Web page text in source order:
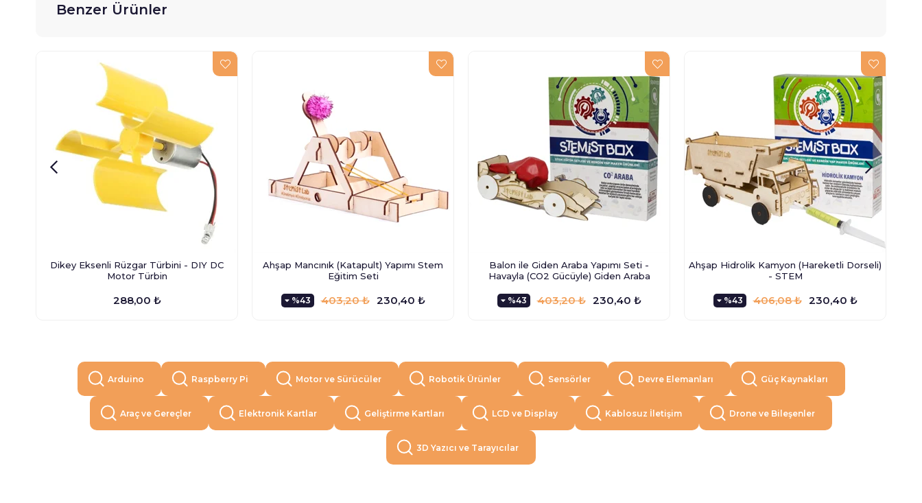
Benzer Ürünler
Dikey Eksenli Rüzgar Türbini - DIY DC
Motor Türbin
288,00 ₺
Ahşap Mancınık (Katapult) Yapımı Stem
Eğitim Seti
%43 230,40 ₺
403,20 ₺
Balon ile Giden Araba Yapımı Seti -
Havayla (CO2 Gücüyle) Giden Araba
%43 230,40 ₺
403,20 ₺
Ahşap Hidrolik Kamyon (Hareketli Dorseli)
- STEM
%43 230,40 ₺
406,08 ₺
Arduino Raspberry Pi Motor ve Sürücüler Robotik Ürünler Sensörler Devre Elemanları Güç Kaynakları
Araç ve Gereçler Elektronik Kartlar Geliştirme Kartları LCD ve Display Kablosuz İletişim Drone ve Bileşenler
3D Yazıcı ve Tarayıcılar